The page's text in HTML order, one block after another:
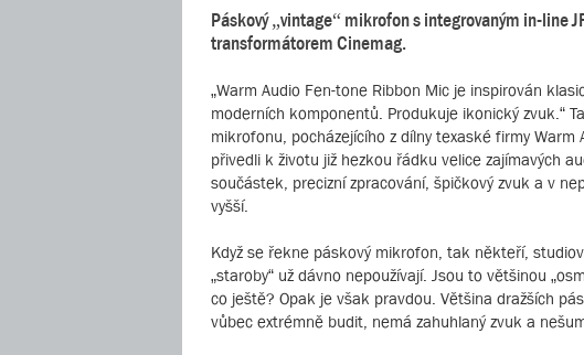
Páskový „vintage“ mikrofon s integrovaným in-line
transformátorem Cinemag.
„Warm Audio Fen-tone Ribbon Mic je inspirován
moderních komponentů. Produkuje ikonický zvuk.“
mikrofonu, pocházejícího z dílny texaské firmy
přivedli k životu již hezkou řádku velice zajímavých
součástek, precizní zpracování, špičkový zvuk a v
vyšší.
Když se řekne páskový mikrofon, tak někteří,
„staroby“ už dávno nepoužívají. Jsou to většinou
co ještě? Opak je však pravdou. Většina dražších
vůbec extrémně budit, nemá zahuhlaný zvuk a